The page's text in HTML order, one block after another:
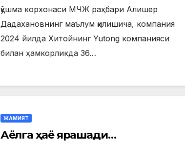
қўшма корхонаси МЧЖ раҳбари Алишер
Дадахановнинг маълум қилишича, компания
2024 йилда Хитойнинг Yutong компанияси
билан ҳамкорликда 36…
ЖАМИЯТ
Аёлга ҳаё ярашади…